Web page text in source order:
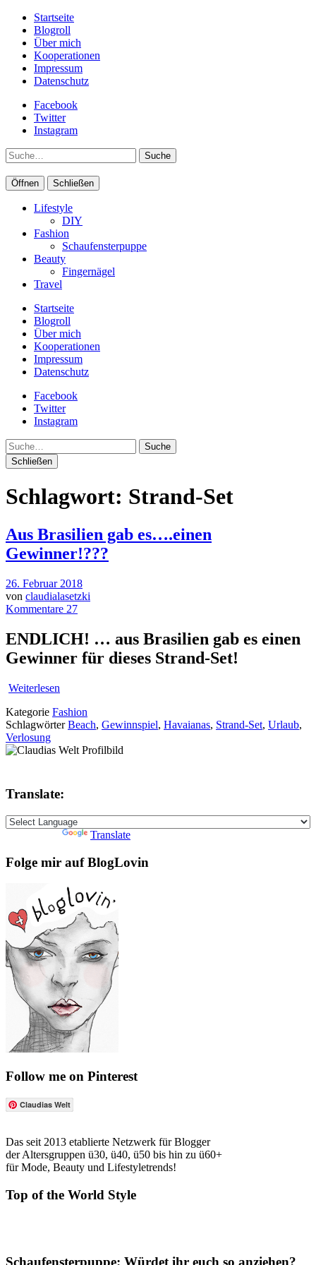
Startseite
Blogroll
Über mich
Kooperationen
Impressum
Datenschutz
Facebook
Twitter
Instagram
Suche
Öffnen Schließen
Lifestyle
DIY
Fashion
Schaufensterpuppe
Beauty
Fingernägel
Travel
Startseite
Blogroll
Über mich
Kooperationen
Impressum
Datenschutz
Facebook
Twitter
Instagram
Suche
Schließen
Schlagwort: Strand-Set
Aus Brasilien gab es….einen
Gewinner!???
26. Februar 2018
von claudialasetzki
Kommentare 27
ENDLICH! … aus Brasilien gab es einen
Gewinner für dieses Strand-Set!
Weiterlesen
Kategorie Fashion
SchlagwörterBeach, Gewinnspiel, Havaianas, Strand-Set, Urlaub,
Verlosung
Translate:
Translate
Folge mir auf BlogLovin
Follow me on Pinterest
Claudias Welt
Das seit 2013 etablierte Netzwerk für Blogger
der Altersgruppen ü30, ü40, ü50 bis hin zu ü60+
für Mode, Beauty und Lifestyletrends!
Top of the World Style
Schaufensterpuppe: Würdet ihr euch so anziehen?